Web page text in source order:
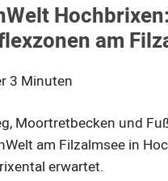
am
3 Minuten
Moortretbecken und
am Filzalmsee in
erwartet.